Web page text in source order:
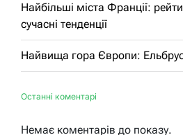
Найбільші міста Франції:
сучасні тенденції
Найвища гора Європи:
Останні коментарі
Немає коментарів до показу.